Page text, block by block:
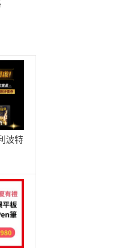
波特